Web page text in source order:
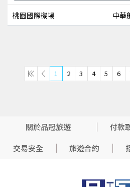
桃園國際機場 中華
1 2 3 4 5 6
關於品冠旅遊 付款
交易安全
旅遊合約